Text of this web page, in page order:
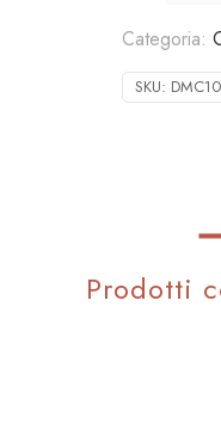
Categoria:
SKU:
Prodotti